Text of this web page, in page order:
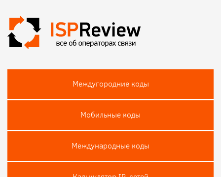
Междугородние коды
Мобильные коды
Международные коды